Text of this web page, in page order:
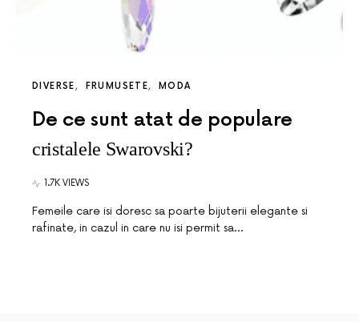
DIVERSE FRUMUSETE MODA
De ce sunt atat de populare
cristalele Swarovski?
1.7K VIEWS
Femeile care isi doresc sa poarte bijuterii elegante si
rafinate, in cazul in care nu isi permit sa…